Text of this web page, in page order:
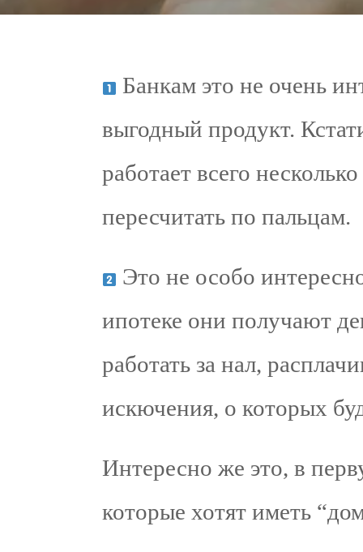
Банкам это не очень
выгодный продукт.
работает всего
пересчитать по пальцам.
Это не особо
ипотеке они получают
работать за нал,
искючения, о которых
Интересно же это, в
которые хотят иметь